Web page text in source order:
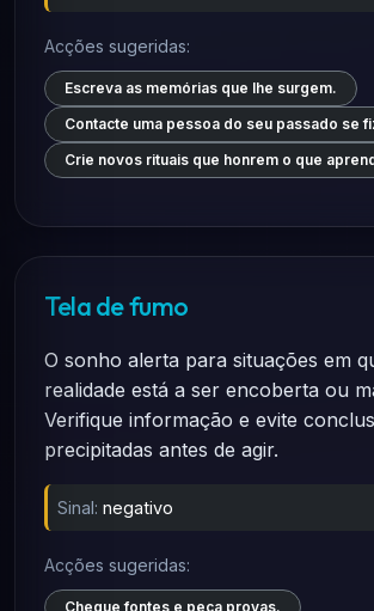
Acções sugeridas:
Escreva as memórias que lhe surgem.
Contacte uma pessoa do seu passado se
Crie novos rituais que honrem o que
Tela de fumo
O sonho alerta para situações em
realidade está a ser encoberta ou
Verifique informação e evite
precipitadas antes de agir.
Sinal: negativo
Acções sugeridas:
Cheque fontes e peça provas.